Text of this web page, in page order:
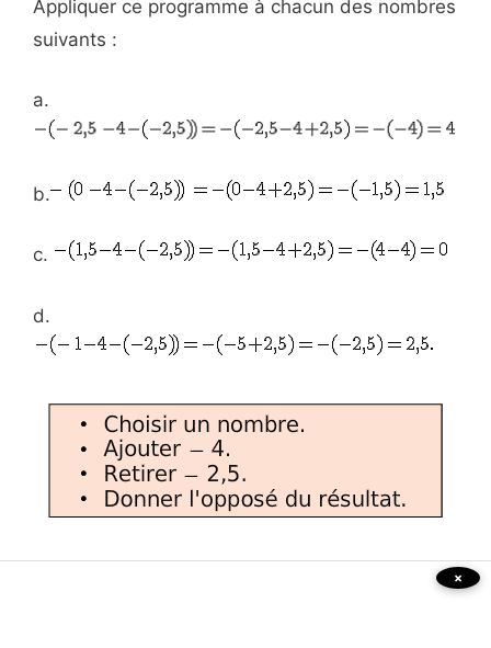
Appliquer ce programme à chacun des nombres
suivants :
a.
b.
c.
d.
×